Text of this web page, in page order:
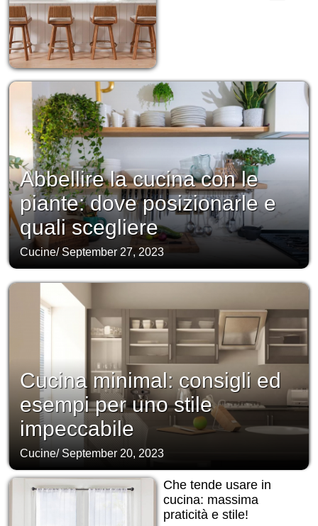
Abbellire la cucina con le
piante: dove posizionarle e
quali scegliere
Cucine/September 27, 2023
Cucina minimal: consigli ed
esempi per uno stile
impeccabile
Cucine/ September 20, 2023
Che tende usare in
cucina: massima
praticità e stile!